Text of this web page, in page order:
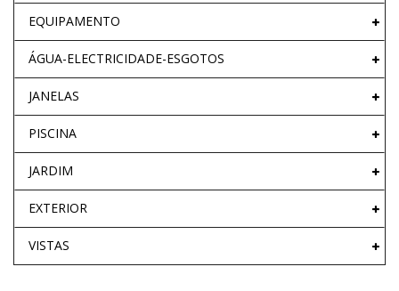
EQUIPAMENTO
ÁGUA-ELECTRICIDADE-ESGOTOS
JANELAS
PISCINA
JARDIM
EXTERIOR
VISTAS